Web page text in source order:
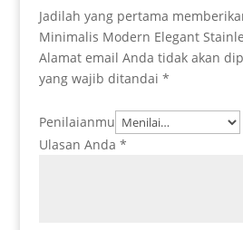
Jadilah yang pertama
Minimalis Modern Elegant
Alamat email Anda tidak akan
yang wajib ditandai *
Penilaianmu
Ulasan Anda *